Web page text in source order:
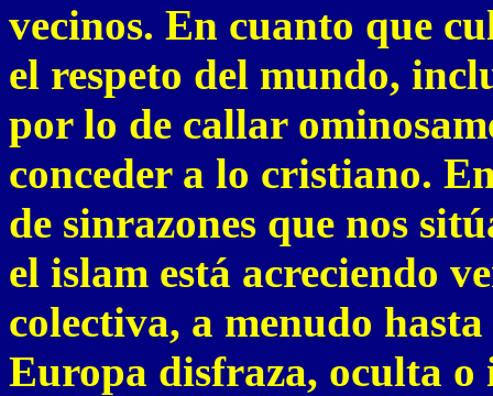
vecinos. En cuanto que
el respeto del mundo,
por lo de callar
conceder a lo cristiano.
de sinrazones que nos
el islam está acreciendo
colectiva, a menudo
Europa disfraza, oculta o